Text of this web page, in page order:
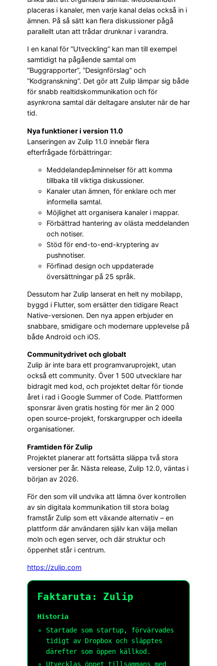
placeras i kanaler, men varje kanal delas också in i
ämnen. På så sätt kan flera diskussioner pågå
parallellt utan att trådar drunknar i varandra.
I en kanal för ”Utveckling” kan man till exempel
samtidigt ha pågående samtal om
”Buggrapporter”, ”Designförslag” och
”Kodgranskning”. Det gör att Zulip lämpar sig både
för snabb realtidskommunikation och för
asynkrona samtal där deltagare ansluter när de har
tid.
Nya funktioner i version 11.0
Lanseringen av Zulip 11.0 innebär flera
efterfrågade förbättringar:
Meddelandepåminnelser för att komma
tillbaka till viktiga diskussioner.
Kanaler utan ämnen, för enklare och mer
informella samtal.
Möjlighet att organisera kanaler i mappar.
Förbättrad hantering av olästa meddelanden
och notiser.
Stöd för end-to-end-kryptering av
pushnotiser.
Förfinad design och uppdaterade
översättningar på 25 språk.
Dessutom har Zulip lanserat en helt ny mobilapp,
byggd i Flutter, som ersätter den tidigare React
Native-versionen. Den nya appen erbjuder en
snabbare, smidigare och modernare upplevelse på
både Android och iOS.
Communitydrivet och globalt
Zulip är inte bara ett programvaruprojekt, utan
också ett community. Över 1 500 utvecklare har
bidragit med kod, och projektet deltar för tionde
året i rad i Google Summer of Code. Plattformen
sponsrar även gratis hosting för mer än 2 000
open source-projekt, forskargrupper och ideella
organisationer.
Framtiden för Zulip
Projektet planerar att fortsätta släppa två stora
versioner per år. Nästa release, Zulip 12.0, väntas i
början av 2026.
För den som vill undvika att lämna över kontrollen
av sin digitala kommunikation till stora bolag
framstår Zulip som ett växande alternativ – en
plattform där användaren själv kan välja mellan
moln och egen server, och där struktur och
öppenhet står i centrum.
https://zulip.com
Faktaruta: Zulip
Historia
Startade som startup, förvärvades
tidigt av Dropbox och släpptes
därefter som öppen källkod.
Utvecklas öppet tillsammans med